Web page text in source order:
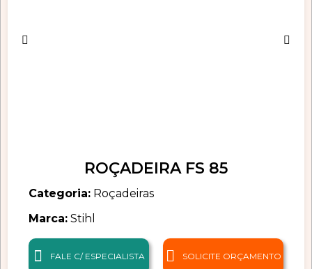
ROÇADEIRA FS 85
Categoria: Roçadeiras
Marca: Stihl
FALE C/ ESPECIALISTA SOLICITE ORÇAMENTO